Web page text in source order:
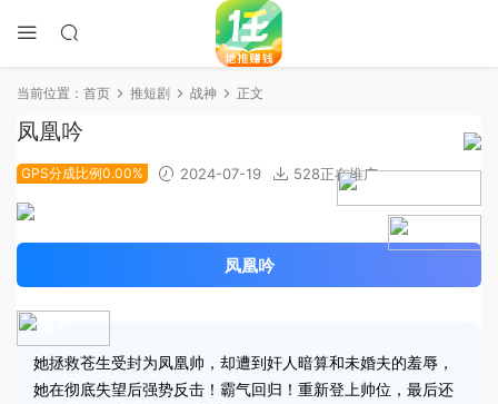
当前位置： 首页 推短剧 战神 正文
凤凰吟
GPS分成比例0.00% 2024-07-19 528正在推广
2024-05-18上线
凤凰吟
她拯救苍生受封为凤凰帅，却遭到奸人暗算和未婚夫的羞辱，
她在彻底失望后强势反击！霸气回归！重新登上帅位，最后还